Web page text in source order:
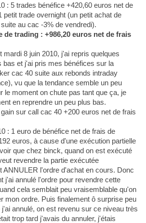
: 5 trades bénéfice +420,60 euros net de
petit trade overnight (un petit achat de
au cac -3% de vendredi).
de trading : +986,20 euros net de frais
mardi 8 juin 2010, j'ai repris quelques
bas et j'ai pris mes bénéfices sur la
cac 40 suite aux rebonds intraday
vu que la tendance semble un peu
le moment on chute pas tant que ça, je
en reprendre un peu plus bas.
sur call cac 40 +200 euros net de frais
: 1 euro de bénéfice net de frais de
euros, à cause d'une exécution partielle
que chez binck, quand on est exécuté
revendre la partie exécutée
ANNULER l'ordre d'achat en cours. Donc
j'ai annulé l'ordre pour revendre cette
cela semblait peu vraisemblable qu'on
mon ordre. Puis finalement ô surprise peu
annulé, on est revenu sur ce niveau très
trop tard j'avais du annuler, j'étais